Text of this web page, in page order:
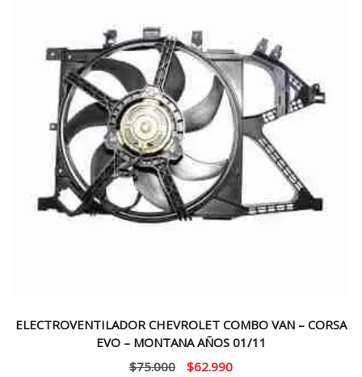
ELECTROVENTILADOR CHEVROLET COMBO VAN – CORSA
EVO – MONTANA AÑOS 01/11
$75.000
El
$62.990El